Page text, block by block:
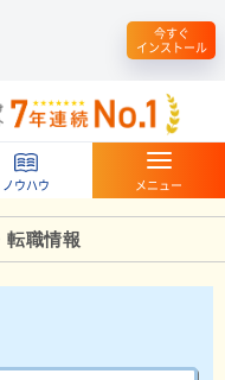
今すぐ
インストール
ノウハウ メニュー
転職情報